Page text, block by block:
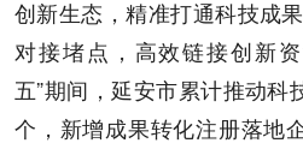
创新生态，精准打通科技成
对接堵点，高效链接创新
五”期间，延安市累计推动科
个，新增成果转化注册落地